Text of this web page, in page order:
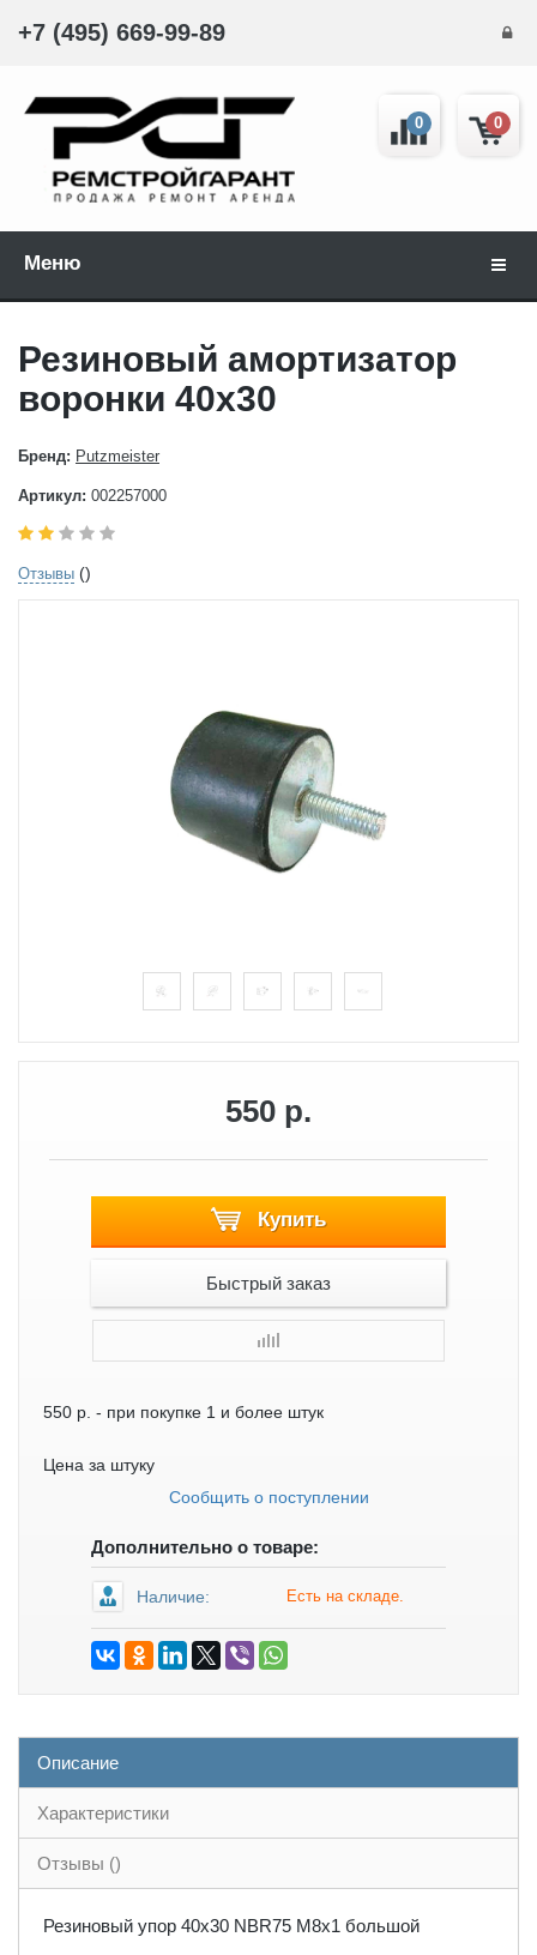
+7 (495) 669-99-89
0
0
Меню
Резиновый амортизатор
воронки 40х30
Бренд: Putzmeister
Артикул: 002257000
Отзывы ()
550 р.
Купить
Быстрый заказ
550 р. - при покупке 1 и более штук
Цена за штуку
Сообщить о поступлении
Дополнительно о товаре:
Наличие: Есть на складе.
Описание
Характеристики
Отзывы ()
Резиновый упор 40х30 NBR75 M8x1 большой